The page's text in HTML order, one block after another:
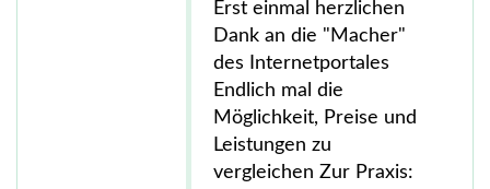
Erst einmal herzlichen
Dank an die "Macher"
des Internetportales
Endlich mal die
Möglichkeit, Preise und
Leistungen zu
vergleichen Zur Praxis: